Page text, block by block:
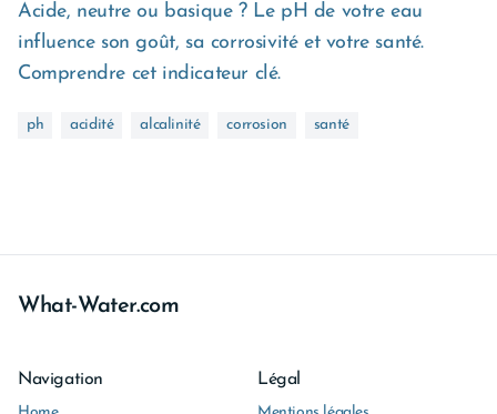
Acide, neutre ou basique ? Le pH de votre eau
influence son goût, sa corrosivité et votre santé.
Comprendre cet indicateur clé.
ph acidité alcalinité corrosion santé
What-Water.com
Navigation Légal